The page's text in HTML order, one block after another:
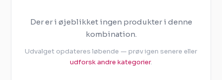
Der er i øjeblikket ingen produkter i denne
kombination.
Udvalget opdateres løbende — prøv igen senere eller
udforsk andre kategorier.